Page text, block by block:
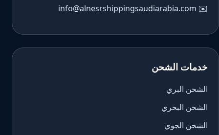
✉️
info@alnesrshippingsaudiarabia.com
خدمات الشحن
الشحن البري
الشحن البحري
الشحن الجوي